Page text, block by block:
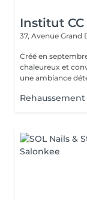
Institut
37, Avenue Grand
Créé en
chaleureux et
une ambiance